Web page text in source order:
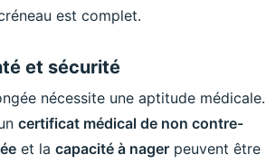
est complet.
et sécurité
nécessite une aptitude médicale.
certificat médical de non contre-
et la capacité à nager peuvent être